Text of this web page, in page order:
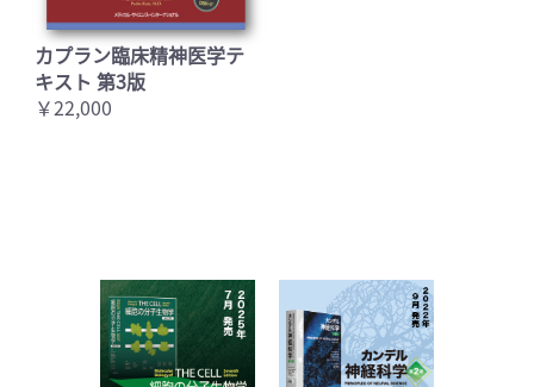
カプラン臨床精神医学テ
キスト 第3版
￥22,000